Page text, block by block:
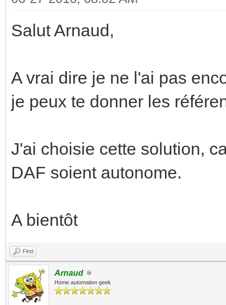
Salut Arnaud,
A vrai dire je ne l'ai pas
je peux te donner les
J'ai choisie cette solution,
DAF soient autonome.
A bientôt
Find
Arnaud
Home automation geek